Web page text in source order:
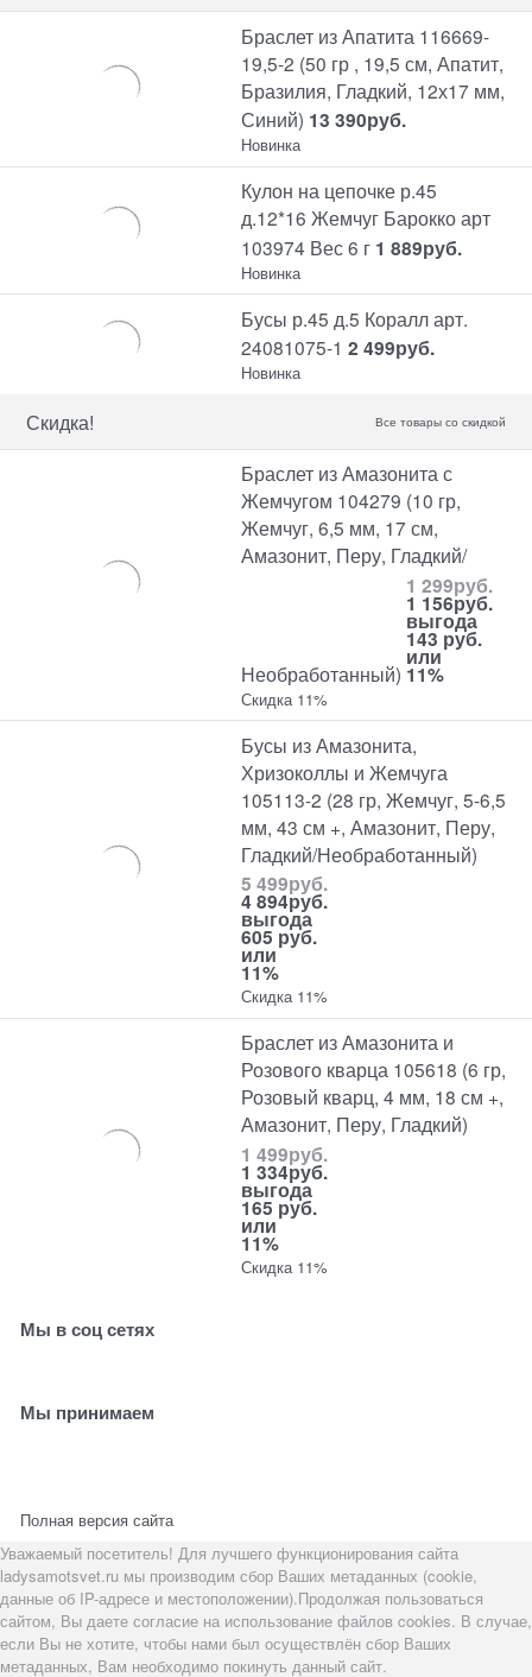
Браслет из Апатита 116669-
19,5-2 (50 гр , 19,5 см, Апатит,
Бразилия, Гладкий, 12х17 мм,
Синий) 13 390руб.
Новинка
Кулон на цепочке р.45
д.12*16 Жемчуг Барокко арт
103974 Вес 6 г 1 889руб.
Новинка
Бусы р.45 д.5 Коралл арт.
24081075-1 2 499руб.
Новинка
Скидка! Все товары со скидкой
Браслет из Амазонита с
Жемчугом 104279 (10 гр,
Жемчуг, 6,5 мм, 17 см,
Амазонит, Перу, Гладкий/
Необработанный)
1 299руб.
1 156руб.
выгода
143 руб.
или
11%
Скидка 11%
Бусы из Амазонита,
Хризоколлы и Жемчуга
105113-2 (28 гр, Жемчуг, 5-6,5
мм, 43 см +, Амазонит, Перу,
Гладкий/Необработанный)
5 499руб.
4 894руб.
выгода
605 руб.
или
11%
Скидка 11%
Браслет из Амазонита и
Розового кварца 105618 (6 гр,
Розовый кварц, 4 мм, 18 см +,
Амазонит, Перу, Гладкий)
1 499руб.
1 334руб.
выгода
165 руб.
или
11%
Скидка 11%
Мы в соц сетях
Мы принимаем
Полная версия сайта
Уважаемый посетитель! Для лучшего функционирования сайта
ladysamotsvet.ru мы производим сбор Ваших метаданных (cookie,
данные об IP-адресе и местоположении).Продолжая пользоваться
сайтом, Вы даете согласие на использование файлов cookies. В случае,
если Вы не хотите, чтобы нами был осуществлён сбор Ваших
метаданных, Вам необходимо покинуть данный сайт.